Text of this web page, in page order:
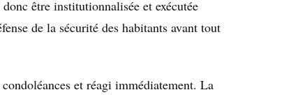
être institutionnalisée et exécutée
de la sécurité des habitants avant tout
et réagi immédiatement. La